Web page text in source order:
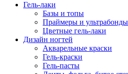
Гель-лаки
Базы и топы
Праймеры и ультрабонды
Цветные гель-лаки
Дизайн ногтей
Акварельные краски
Гель-краски
Гель-пасты